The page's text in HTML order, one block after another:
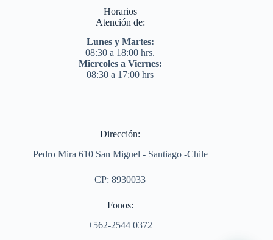
Horarios
Atención de:
Lunes y Martes:
08:30 a 18:00 hrs.
Miercoles a Viernes:
08:30 a 17:00 hrs
Dirección:
Pedro Mira 610 San Miguel - Santiago -Chile
CP: 8930033
Fonos:
+562-2544 0372